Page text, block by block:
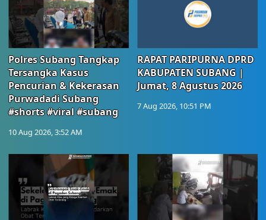
Polres Subang Tangkap
Tersangka Kasus
Pencurian & Kekerasan
Purwadadi Subang
#shorts #viral #subang
10 Aug 2026, 3:52 AM
RAPAT PARIPURNA DPRD
KABUPATEN SUBANG |
Jumat, 8 Agustus 2026
7 Aug 2026, 10:51 PM